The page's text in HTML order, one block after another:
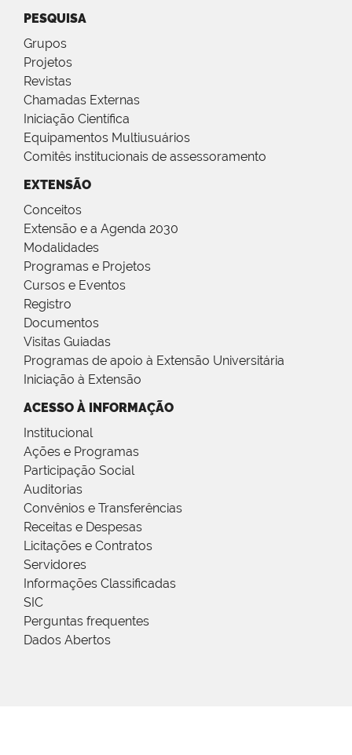
PESQUISA
Grupos
Projetos
Revistas
Chamadas Externas
Iniciação Científica
Equipamentos Multiusuários
Comitês institucionais de assessoramento
EXTENSÃO
Conceitos
Extensão e a Agenda 2030
Modalidades
Programas e Projetos
Cursos e Eventos
Registro
Documentos
Visitas Guiadas
Programas de apoio à Extensão Universitária
Iniciação à Extensão
ACESSO À INFORMAÇÃO
Institucional
Ações e Programas
Participação Social
Auditorias
Convênios e Transferências
Receitas e Despesas
Licitações e Contratos
Servidores
Informações Classificadas
SIC
Perguntas frequentes
Dados Abertos